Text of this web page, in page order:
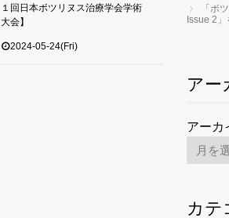
１回日本ボツリヌス治療学会学術
大会】
2024-05-24(Fri)
「ボ
Issue 2
アー
アーカ
カテ